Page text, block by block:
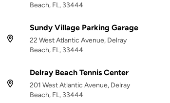
Beach, FL, 33444
Sundy Village Parking Garage
22 West Atlantic Avenue, Delray
Beach, FL, 33444
Delray Beach Tennis Center
201 West Atlantic Avenue, Delray
Beach, FL, 33444